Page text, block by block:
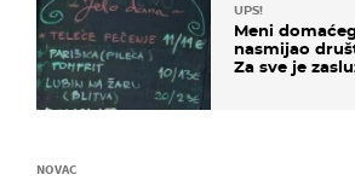
UPS!
Meni
nasmijao
Za sve je
NOVAC